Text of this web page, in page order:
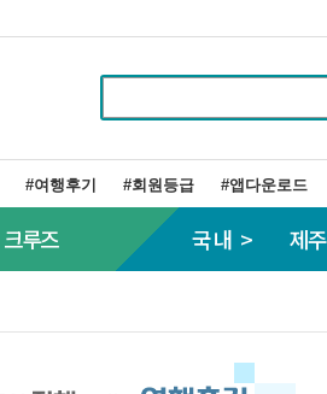
#여행후기 #회원등급 #앱다운로드
크루즈 국내 > 제주